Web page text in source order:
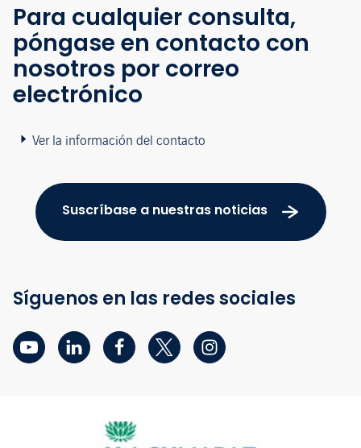
Para cualquier consulta,
póngase en contacto con
nosotros por correo
electrónico
Ver la información del contacto
Suscríbase a nuestras noticias
Síguenos en las redes sociales